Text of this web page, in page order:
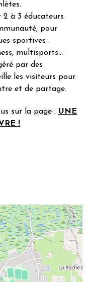
2 à 3 éducateurs
pour
sportives :
multisports…
par des
les visiteurs pour
et de partage.
sur la page : UNE
!